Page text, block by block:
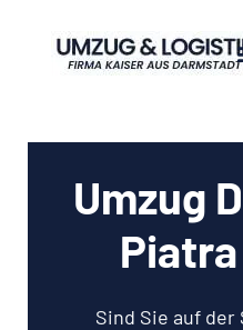
Umzug
Sind Sie auf der